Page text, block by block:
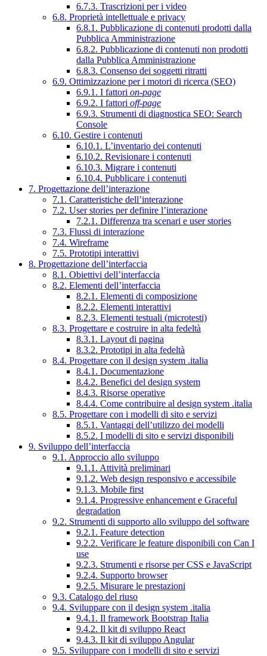
6.7.3. Trascrizioni per i video
6.8. Proprietà intellettuale e privacy
6.8.1. Pubblicazione di contenuti prodotti dalla
Pubblica Amministrazione
6.8.2. Pubblicazione di contenuti non prodotti
dalla Pubblica Amministrazione
6.8.3. Consenso dei soggetti ritratti
6.9. Ottimizzazione per i motori di ricerca (SEO)
6.9.1. I fattori on-page
6.9.2. I fattori off-page
6.9.3. Strumenti di diagnostica SEO: Search
Console
6.10. Gestire i contenuti
6.10.1. L’inventario dei contenuti
6.10.2. Revisionare i contenuti
6.10.3. Migrare i contenuti
6.10.4. Pubblicare i contenuti
7. Progettazione dell’interazione
7.1. Caratteristiche dell’interazione
7.2. User stories per definire l’interazione
7.2.1. Differenza tra scenari e user stories
7.3. Flussi di interazione
7.4. Wireframe
7.5. Prototipi interattivi
8. Progettazione dell’interfaccia
8.1. Obiettivi dell’interfaccia
8.2. Elementi dell’interfaccia
8.2.1. Elementi di composizione
8.2.2. Elementi interattivi
8.2.3. Elementi testuali (microtesti)
8.3. Progettare e costruire in alta fedeltà
8.3.1. Layout di pagina
8.3.2. Prototipi in alta fedeltà
8.4. Progettare con il design system .italia
8.4.1. Documentazione
8.4.2. Benefici del design system
8.4.3. Risorse operative
8.4.4. Come contribuire al design system .italia
8.5. Progettare con i modelli di sito e servizi
8.5.1. Vantaggi dell’utilizzo dei modelli
8.5.2. I modelli di sito e servizi disponibili
9. Sviluppo dell’interfaccia
9.1. Approccio allo sviluppo
9.1.1. Attività preliminari
9.1.2. Web design responsivo e accessibile
9.1.3. Mobile first
9.1.4. Progressive enhancement e Graceful
degradation
9.2. Strumenti di supporto allo sviluppo del software
9.2.1. Feature detection
9.2.2. Verificare le feature disponibili con Can I
use
9.2.3. Strumenti e risorse per CSS e JavaScript
9.2.4. Supporto browser
9.2.5. Misurare le prestazioni
9.3. Catalogo del riuso
9.4. Sviluppare con il design system .italia
9.4.1. Il framework Bootstrap Italia
9.4.2. Il kit di sviluppo React
9.4.3. Il kit di sviluppo Angular
9.5. Sviluppare con i modelli di sito e servizi